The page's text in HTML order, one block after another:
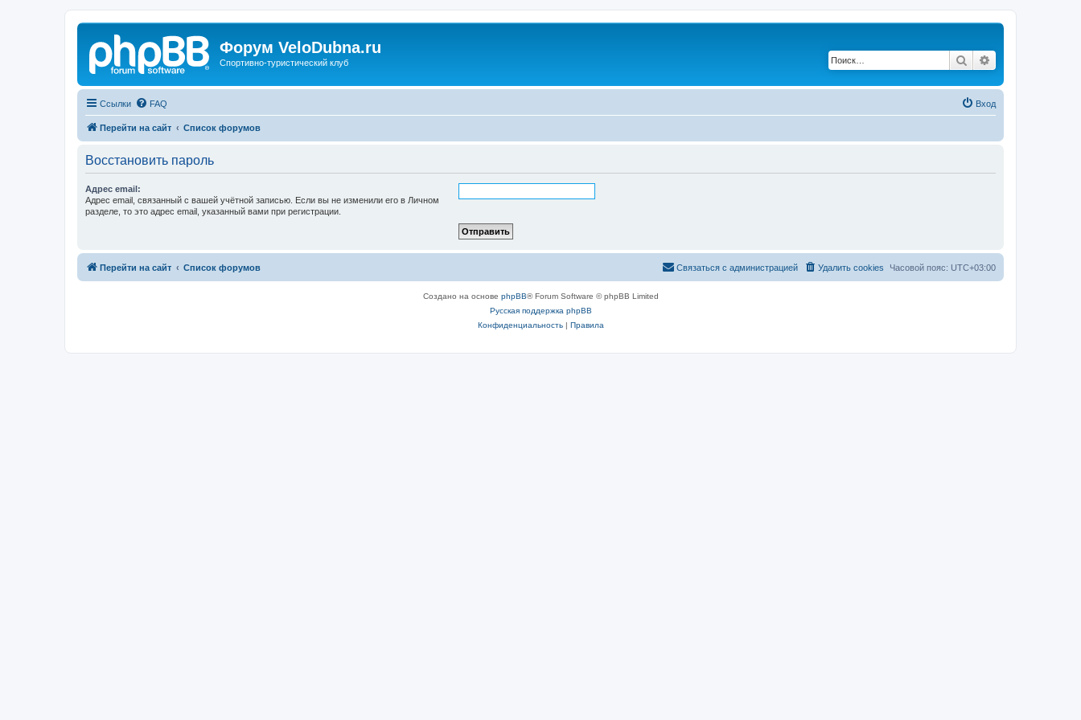
Форум VeloDubna.ru
Спортивно-туристический клуб Поиск
Ссылки FAQ Вход
Перейти на сайт Список форумов
Восстановить пароль
Адрес email:
Адрес email, связанный с вашей учётной записью. Если вы не изменили его в Личном
разделе, то это адрес email, указанный вами при регистрации.
Перейти на сайт Список форумов Часовой пояс: UTC+03:00
Удалить cookies
Связаться с администрацией
Создано на основе phpBB® Forum Software © phpBB Limited
Русская поддержка phpBB
Конфиденциальность| Правила